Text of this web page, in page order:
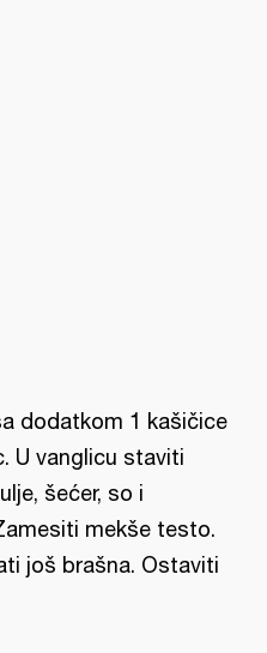
dodatkom 1 kašičice
U vanglicu staviti
šećer, so i
mekše testo.
još brašna. Ostaviti